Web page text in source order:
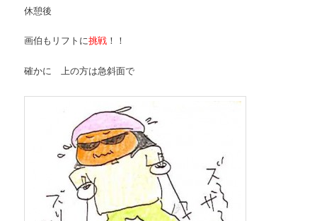
休憩後
画伯もリフトに挑戦 ！！
確かに 上の方は急斜面で